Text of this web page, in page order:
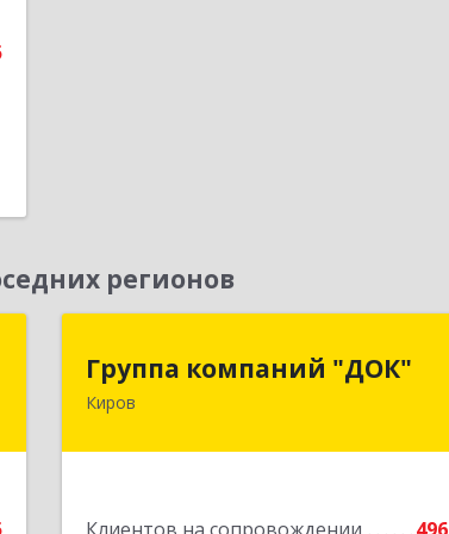
регионов
Группа компаний "ДОК"
Киров
Группа компаний "ДОК"